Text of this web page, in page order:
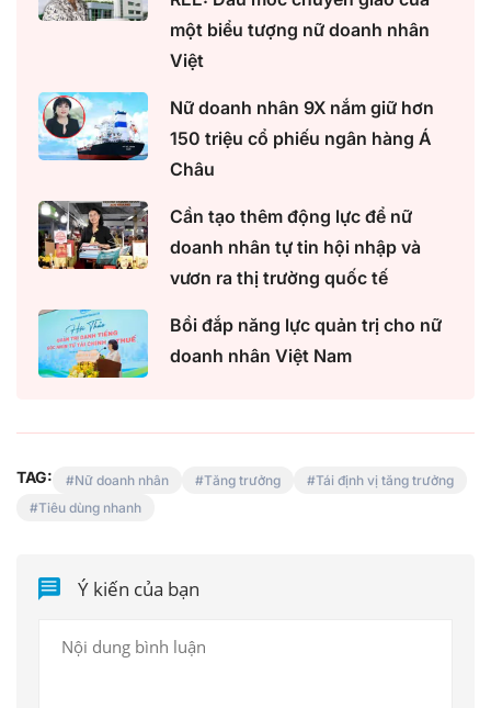
một biểu tượng nữ doanh nhân
Việt
Nữ doanh nhân 9X nắm giữ hơn
150 triệu cổ phiếu ngân hàng Á
Châu
Cần tạo thêm động lực để nữ
doanh nhân tự tin hội nhập và
vươn ra thị trường quốc tế
Bồi đắp năng lực quản trị cho nữ
doanh nhân Việt Nam
TAG: Nữ doanh nhân Tăng trưởng
Tái định vị tăng trưởng
Tiêu dùng nhanh
Ý kiến của bạn